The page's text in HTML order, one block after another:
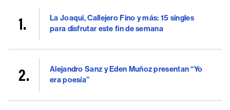
La Joaqui, Callejero Fino y más: 15 singles
para disfrutar este fin de semana
Alejandro Sanz y Eden Muñoz presentan “Yo
era poesía”